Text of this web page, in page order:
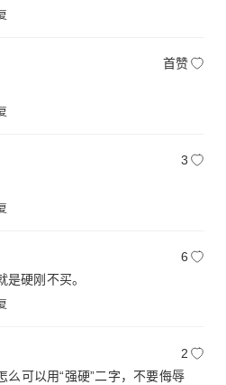
首赞
3
6
硬刚不买。
2
么可以用“强硬”二字，不要侮辱